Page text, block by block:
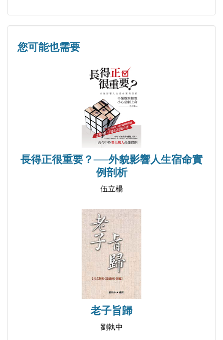
您可能也需要
長得正很重要？──外貌影響人生宿命實
例剖析
伍立楊
老子旨歸
劉執中